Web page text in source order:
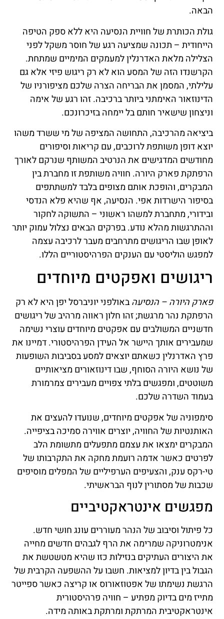
הבאה.
גולת הכותרת של חוויית הנסיעה היא ללא ספק הטיפה
הייחודית – תכונה שמציעה רגע של חוסר משקל לפני
הצלילה מלאת האדרנלין למעמקים המימיים שמתחת.
הקרשנדו הזה של המסע הוא לא רק ריגוש פיזי אלא גם
עלילתי, המסמן את הבריחה הצרה שלכם מציפורניו של
הדינוזאור האימתני ביותר ברכיבה. זהו רגע של אימה
וניצחון שישאיר חותם בל יימחה בזיכרונכם.
ביציאה מהרכיבה, התחושה המציפה של מי ששרד משהו
יוצא דופן משותפת לרוכבים, עם קריאות וסיפורים
מחודשים המדגישים את הנרטיב המשותף שנרקם לאורך
הרפתקת פארק היורה. חוויה משותפת זו מחברת בין
המבקרים, והופכת אותם מצופים בלבד למשתתפים
בסיפור הישרדות אפי. הנסיעה, אף שהיא פלא הנדסי
ובידורי, מתחברת למשהו ראשוני – התשוקה לחקור
וההתרגשות מהלא נודע. בפרקים הבאים נצלול עמוק יותר
לאופן שבו הריגושים מתרחבים מעבר לרכיבה עצמה
למפגש הוליסטי עם הענקים הפרהיסטוריים הללו.
ריגושים ואפקטים מיוחדים
פארק היורה – הנסיעהבאולפני יוניברסל יפן היא לא רק
הרפתקת נהר מרגשת; זהו חלון ראווה מרהיב של ריגושים
חדשניים המשולבים עם אפקטים מיוחדים עוצרי נשימה
שמעבירים אותך היישר אל העידן הפרהיסטורי. דמיינו את
פרץ האדרנלין כשאתם יוצאים למסע בסביבות השופעות
של נושא היורה הסוחף, שבו דינוזאורים מציאותיים
משוטטים, ומפגשים בלתי צפויים מעבירים צמרמורת
בעמוד השדרה שלכם.
סימפוניה של אפקטים מיוחדים, שנועדו להעצים את
האותנטיות של החוויה, יוצרים אווירה סמיכה בציפייה.
המבקרים ימצאו את עצמם מתפעלים מתשומת הלב
לפרטים כאשר אדמה רועמת מחקה את התקרבותו של
טי-רקס ענק, והצעיפים הערפיליים של המפלים מוסיפים
שכבות של מסתורין לנוף הבראשיתי.
מפגשים אינטראקטיביים
כל פיתול וסיבוב של הנהר מעוררים עונג חושי חדש.
אנימטרוניקה שמרימה את הרף לגבהים חדשים מחייה
את היצורים העתיקים בנזילות כזו שהיא מטשטשת את
הגבול בין בדיון למציאות. חשבו על ההשפעה הקרבית של
הרגשת נשימתו של אפטוזאורוס או קריצה כאשר ספייטר
מתייז מים בדיוק מפתיע – חוויה פרהיסטורית
אינטראקטיבית המרתקת ומרתקת באותה מידה.